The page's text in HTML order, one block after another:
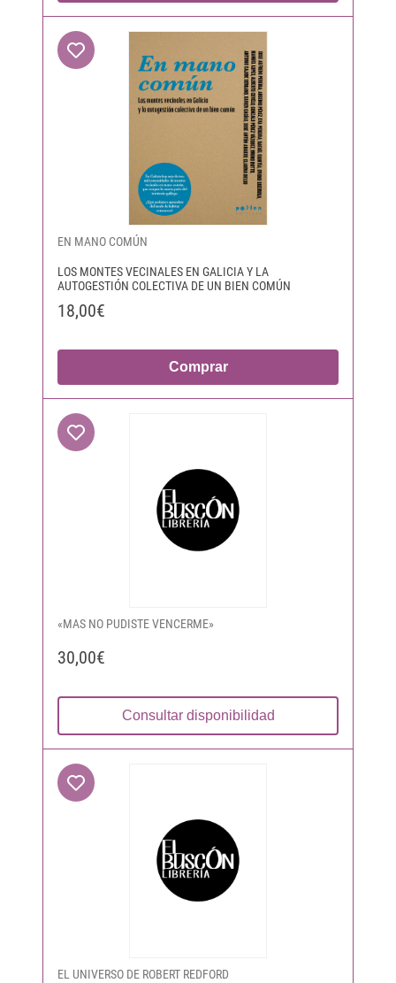
EN MANO COMÚN
LOS MONTES VECINALES EN GALICIA Y LA
AUTOGESTIÓN COLECTIVA DE UN BIEN COMÚN
18,00€
Comprar
«MAS NO PUDISTE VENCERME»
30,00€
Consultar disponibilidad
EL UNIVERSO DE ROBERT REDFORD